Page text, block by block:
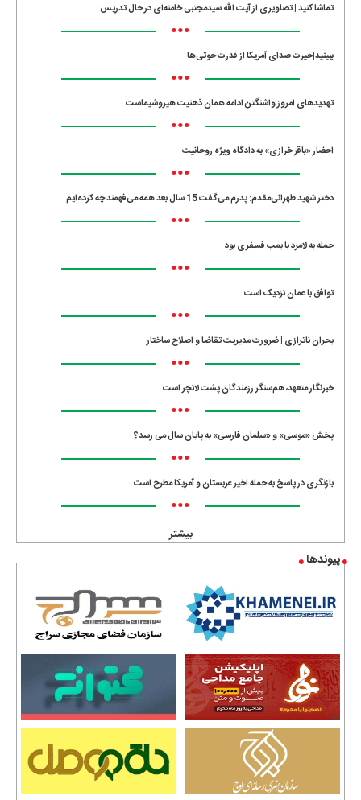
تماشا کنید | تصاویری از آیت الله سیدمجتبی خامنه‌ای در حال تدریس
•••
ببینید|حیرت صدای آمریکا از قدرت حوثی‌ها
•••
تهدیدهای امروز واشنگتن ادامه همان ذهنیت هیروشیماست
•••
احضار «باقر خرازی» به دادگاه ویژه روحانیت
•••
دختر شهید طهرانی‌مقدم: پدرم می‌گفت 15 سال بعد همه می‌فهمند چه کرده‌ایم
•••
حمله به لامرد با بمب فسفری بود
•••
توافق با عمان نزدیک است
•••
بحران ناترازی | ضرورت مدیریت تقاضا و اصلاح ساختار
•••
خبرنگار متعهد، هم‌سنگر رزمندگان پشت لانچر است
•••
پخش «موسی» و «سلمان فارسی» به پایان سال می رسد؟
•••
بازنگری در پاسخ به حمله اخیر عربستان و آمریکا مطرح است
•••
بیشتر
پیوندها